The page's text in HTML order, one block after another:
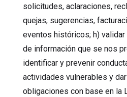
solicitudes, aclaraciones,
quejas, sugerencias,
eventos históricos; h) validar
de información que se nos
identificar y prevenir
actividades vulnerables y
obligaciones con base en la